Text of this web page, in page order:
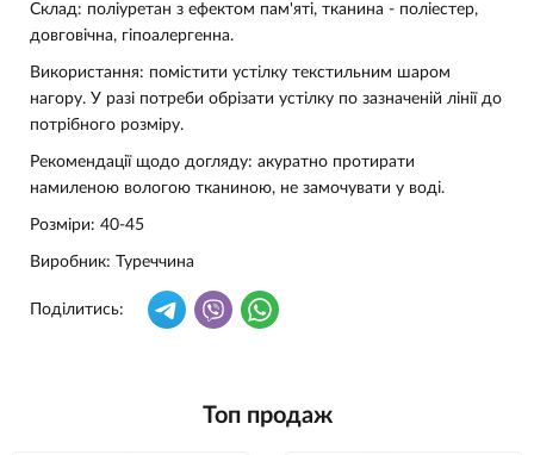
Склад: поліуретан з ефектом пам'яті, тканина - поліестер,
довговічна, гіпоалергенна.
Використання: помістити устілку текстильним шаром
нагору. У разі потреби обрізати устілку по зазначеній лінії до
потрібного розміру.
Рекомендації щодо догляду: акуратно протирати
намиленою вологою тканиною, не замочувати у воді.
Розміри: 40-45
Виробник: Туреччина
Поділитись:
Топ продаж